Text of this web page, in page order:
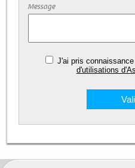
Message
J'ai pris
d'utilisations